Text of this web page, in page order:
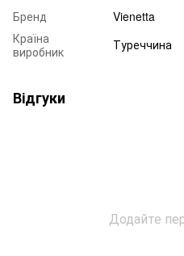
Бренд
Vienetta
Країна
виробник
Туреччина
Відгуки
Додайте